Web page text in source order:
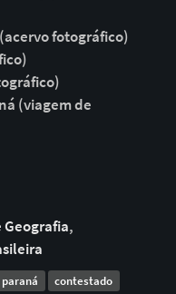
fotográfico)
(viagem de
,
paraná contestado